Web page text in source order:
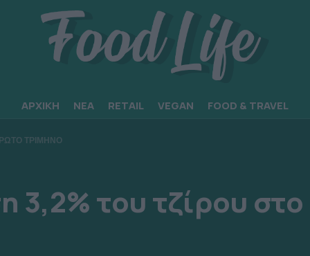
ΑΡΧΙΚΗ ΝΕΑ RETAIL VEGAN FOOD & TRAVEL
ΤΡΙΜΗΝΟ
3,2% του τζίρου στο